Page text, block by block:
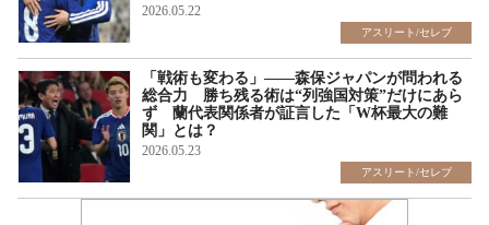
2026.05.22
アスリート/セレブ
「戦術も変わる」――森保ジャパンが問われる
総合力 勝ち残る術は“列強国対策”だけにあら
ず 蘭代表関係者が証言した「W杯最大の難
関」とは？
2026.05.23
アスリート/セレブ